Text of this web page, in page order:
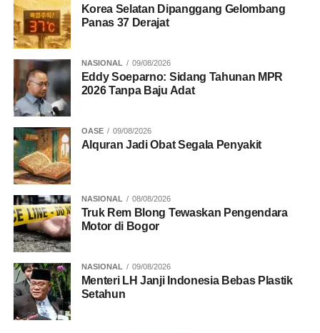
Korea Selatan Dipanggang Gelombang
Panas 37 Derajat
NASIONAL 09/08/2026
Eddy Soeparno: Sidang Tahunan MPR
2026 Tanpa Baju Adat
OASE 09/08/2026
Alquran Jadi Obat Segala Penyakit
NASIONAL 08/08/2026
Truk Rem Blong Tewaskan Pengendara
Motor di Bogor
NASIONAL 09/08/2026
Menteri LH Janji Indonesia Bebas Plastik
Setahun